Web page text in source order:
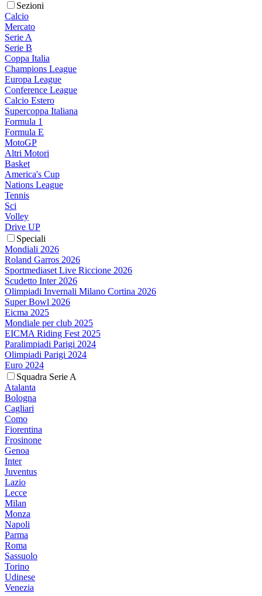
Sezioni
Calcio
Mercato
Serie A
Serie B
Coppa Italia
Champions League
Europa League
Conference League
Calcio Estero
Supercoppa Italiana
Formula 1
Formula E
MotoGP
Altri Motori
Basket
America's Cup
Nations League
Tennis
Sci
Volley
Drive UP
Speciali
Mondiali 2026
Roland Garros 2026
Sportmediaset Live Riccione 2026
Scudetto Inter 2026
Olimpiadi Invernali Milano Cortina 2026
Super Bowl 2026
Eicma 2025
Mondiale per club 2025
EICMA Riding Fest 2025
Paralimpiadi Parigi 2024
Olimpiadi Parigi 2024
Euro 2024
Squadra Serie A
Atalanta
Bologna
Cagliari
Como
Fiorentina
Frosinone
Genoa
Inter
Juventus
Lazio
Lecce
Milan
Monza
Napoli
Parma
Roma
Sassuolo
Torino
Udinese
Venezia